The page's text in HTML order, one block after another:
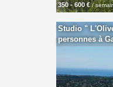
350 - 600 €/
Studio "
personnes à